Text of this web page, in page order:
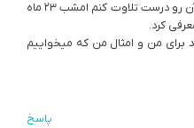
شب ۲۱ ماه رمضان تصمیم که بتونم قرآن رو درست تلاوت کنم امشب ۲۳ ماه
کرد.
برای من و امثال من که میخواییم
پاسخ